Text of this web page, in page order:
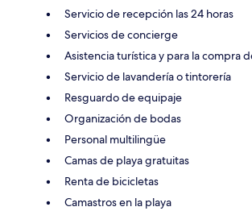
Servicio de recepción las 24 horas
Servicios de concierge
Asistencia turística y para la compra
Servicio de lavandería o tintorería
Resguardo de equipaje
Organización de bodas
Personal multilingüe
Camas de playa gratuitas
Renta de bicicletas
Camastros en la playa